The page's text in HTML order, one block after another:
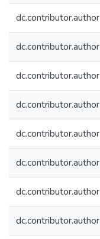
dc.contributor.author
dc.contributor.author
dc.contributor.author
dc.contributor.author
dc.contributor.author
dc.contributor.author
dc.contributor.author
dc.contributor.author